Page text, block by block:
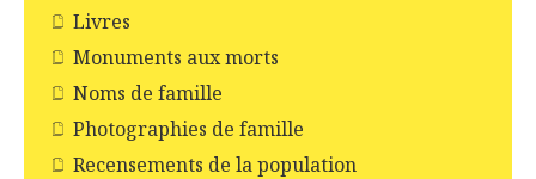
Livres
Monuments aux morts
Noms de famille
Photographies de famille
Recensements de la population